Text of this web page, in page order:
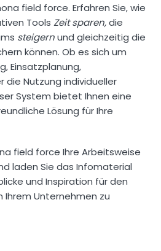
field force. Erfahren Sie, wie
Tools Zeit sparen,die
steigernund gleichzeitig die
können. Ob es sich um
Einsatzplanung,
Nutzung individueller
System bietet Ihnen eine
Lösung für Ihre
field force Ihre Arbeitsweise
laden Sie das Infomaterial
und Inspiration für den
Ihrem Unternehmen zu